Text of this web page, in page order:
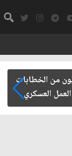
من الخطابات
العسكري